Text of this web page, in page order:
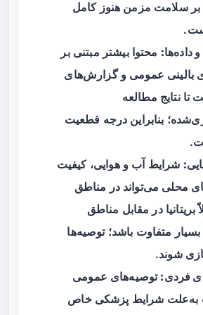
بر سلامت مزمن هنوز کامل
داده‌ها: محتوا بیشتر مبتنی بر
بالینی عمومی و گزارش‌های
تا نتایج مطالعه
بنابراین درجه قطعیت
شرایط آب و هوایی، کیفیت
محلی می‌تواند در مناطق
در مقابل مناطق
متفاوت باشد؛ توصیه‌ها
شوند.
فردی: توصیه‌های عمومی
شرایط پزشکی خاص